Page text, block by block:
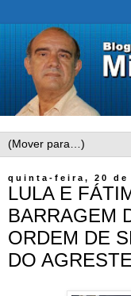
quinta-feira, 20 de
LULA E
BARRAGEM
ORDEM DE
DO AGRESTE